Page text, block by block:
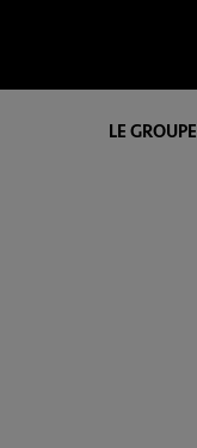
LE GROUPE